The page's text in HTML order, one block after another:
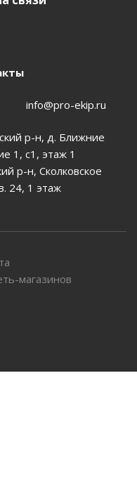
info@pro-ekip.ru
р-н, д. Ближние
1, с1, этаж 1
р-н, Сколковское
24, 1 этаж
магазинов